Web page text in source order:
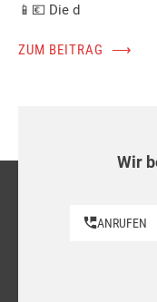
📱💶 Die d
ZUM BEITRAG ⟶
Wir
ANRUFEN